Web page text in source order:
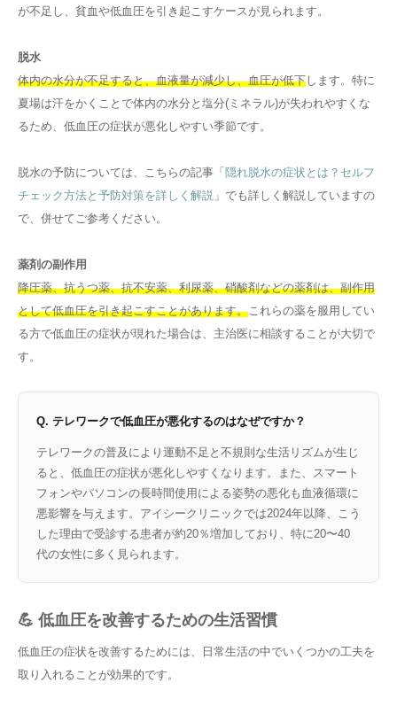
が不足し、貧血や低血圧を引き起こすケースが見られます。
脱水
体内の水分が不足すると、血液量が減少し、血圧が低下 します。特に
夏場は汗をかくことで体内の水分と塩分(ミネラル)が失われやすくな
るため、低血圧の症状が悪化しやすい季節です。
脱水の予防については、こちらの記事「 隠れ脱水の症状とは？セルフ
チェック方法と予防対策を詳しく解説 」でも詳しく解説していますの
で、併せてご参考ください。
薬剤の副作用
降圧薬、抗うつ薬、抗不安薬、利尿薬、硝酸剤などの薬剤は、副作用
として低血圧を引き起こすことがあります。これらの薬を服用してい
る方で低血圧の症状が現れた場合は、主治医に相談することが大切で
す。
Q. テレワークで低血圧が悪化するのはなぜですか？
テレワークの普及により運動不足と不規則な生活リズムが生じ
ると、低血圧の症状が悪化しやすくなります。また、スマート
フォンやパソコンの長時間使用による姿勢の悪化も血液循環に
悪影響を与えます。アイシークリニックでは2024年以降、こう
した理由で受診する患者が約20％増加しており、特に20〜40
代の女性に多く見られます。
💪 低血圧を改善するための生活習慣
低血圧の症状を改善するためには、日常生活の中でいくつかの工夫を
取り入れることが効果的です。